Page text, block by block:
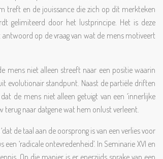
treft en de jouissance die zich op dit merkteken
gelimiteerd door het lustprincipe. Het is deze
op de vraag van wat de mens motiveert
mens niet alleen streeft naar een positie waarin
evolutionair standpunt. Naast de partiële driften
de mens niet alleen getuigt van een ‘innerlijke
terug naar datgene wat hem onlust verleent.
de taal aan de oorsprong is van een verlies voor
‘radicale ontevredenheid’. In Seminarie XVI en
Op die manier is er enerzijds sprake van een